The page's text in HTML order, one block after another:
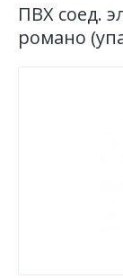
ПВХ соед.
романо